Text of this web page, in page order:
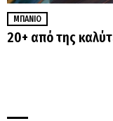
ΜΠΆΝΙΟ
20+ από της